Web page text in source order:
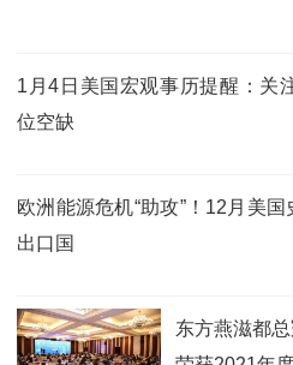
1月4日美国宏观事历提醒：关
位空缺
欧洲能源危机“助攻”！12月美
出口国
东方燕滋都